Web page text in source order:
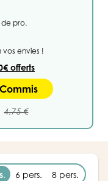
de pro.
envies !
offerts
4,75 €
6 pers. 8 pers.